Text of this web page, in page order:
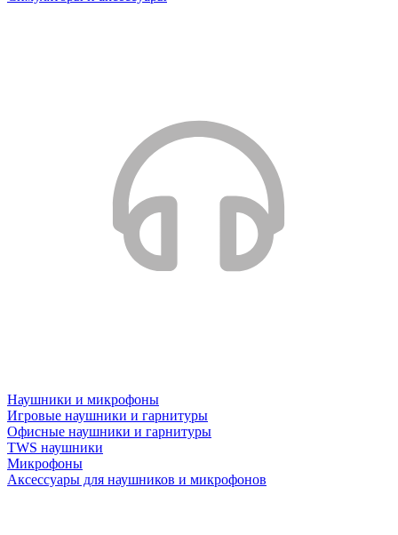
Наушники и микрофоны
Игровые наушники и гарнитуры
Офисные наушники и гарнитуры
TWS наушники
Микрофоны
Аксессуары для наушников и микрофонов